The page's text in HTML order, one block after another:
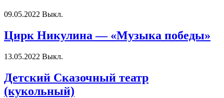
09.05.2022 Выкл.
Цирк Никулина — «Музыка победы»
13.05.2022 Выкл.
Детский Сказочный театр
(кукольный)